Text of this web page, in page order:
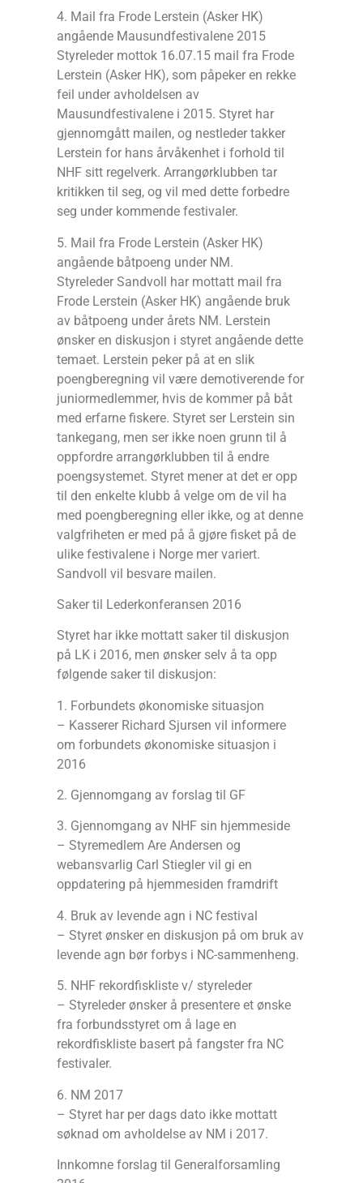
4. Mail fra Frode Lerstein (Asker HK)
angående Mausundfestivalene 2015
Styreleder mottok 16.07.15 mail fra Frode
Lerstein (Asker HK), som påpeker en rekke
feil under avholdelsen av
Mausundfestivalene i 2015. Styret har
gjennomgått mailen, og nestleder takker
Lerstein for hans årvåkenhet i forhold til
NHF sitt regelverk. Arrangørklubben tar
kritikken til seg, og vil med dette forbedre
seg under kommende festivaler.
5. Mail fra Frode Lerstein (Asker HK)
angående båtpoeng under NM.
Styreleder Sandvoll har mottatt mail fra
Frode Lerstein (Asker HK) angående bruk
av båtpoeng under årets NM. Lerstein
ønsker en diskusjon i styret angående dette
temaet. Lerstein peker på at en slik
poengberegning vil være demotiverende for
juniormedlemmer, hvis de kommer på båt
med erfarne fiskere. Styret ser Lerstein sin
tankegang, men ser ikke noen grunn til å
oppfordre arrangørklubben til å endre
poengsystemet. Styret mener at det er opp
til den enkelte klubb å velge om de vil ha
med poengberegning eller ikke, og at denne
valgfriheten er med på å gjøre fisket på de
ulike festivalene i Norge mer variert.
Sandvoll vil besvare mailen.
Saker til Lederkonferansen 2016
Styret har ikke mottatt saker til diskusjon
på LK i 2016, men ønsker selv å ta opp
følgende saker til diskusjon:
1. Forbundets økonomiske situasjon
– Kasserer Richard Sjursen vil informere
om forbundets økonomiske situasjon i
2016
2. Gjennomgang av forslag til GF
3. Gjennomgang av NHF sin hjemmeside
– Styremedlem Are Andersen og
webansvarlig Carl Stiegler vil gi en
oppdatering på hjemmesiden framdrift
4. Bruk av levende agn i NC festival
– Styret ønsker en diskusjon på om bruk av
levende agn bør forbys i NC-sammenheng.
5. NHF rekordfiskliste v/ styreleder
– Styreleder ønsker å presentere et ønske
fra forbundsstyret om å lage en
rekordfiskliste basert på fangster fra NC
festivaler.
6. NM 2017
– Styret har per dags dato ikke mottatt
søknad om avholdelse av NM i 2017.
Innkomne forslag til Generalforsamling